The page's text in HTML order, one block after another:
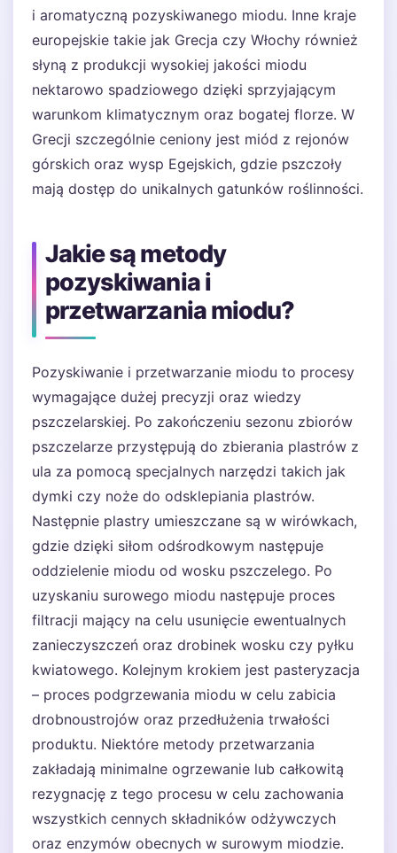
i aromatyczną pozyskiwanego miodu. Inne kraje
europejskie takie jak Grecja czy Włochy również
słyną z produkcji wysokiej jakości miodu
nektarowo spadziowego dzięki sprzyjającym
warunkom klimatycznym oraz bogatej florze. W
Grecji szczególnie ceniony jest miód z rejonów
górskich oraz wysp Egejskich, gdzie pszczoły
mają dostęp do unikalnych gatunków roślinności.
Jakie są metody
pozyskiwania i
przetwarzania miodu?
Pozyskiwanie i przetwarzanie miodu to procesy
wymagające dużej precyzji oraz wiedzy
pszczelarskiej. Po zakończeniu sezonu zbiorów
pszczelarze przystępują do zbierania plastrów z
ula za pomocą specjalnych narzędzi takich jak
dymki czy noże do odsklepiania plastrów.
Następnie plastry umieszczane są w wirówkach,
gdzie dzięki siłom odśrodkowym następuje
oddzielenie miodu od wosku pszczelego. Po
uzyskaniu surowego miodu następuje proces
filtracji mający na celu usunięcie ewentualnych
zanieczyszczeń oraz drobinek wosku czy pyłku
kwiatowego. Kolejnym krokiem jest pasteryzacja
– proces podgrzewania miodu w celu zabicia
drobnoustrojów oraz przedłużenia trwałości
produktu. Niektóre metody przetwarzania
zakładają minimalne ogrzewanie lub całkowitą
rezygnację z tego procesu w celu zachowania
wszystkich cennych składników odżywczych
oraz enzymów obecnych w surowym miodzie.